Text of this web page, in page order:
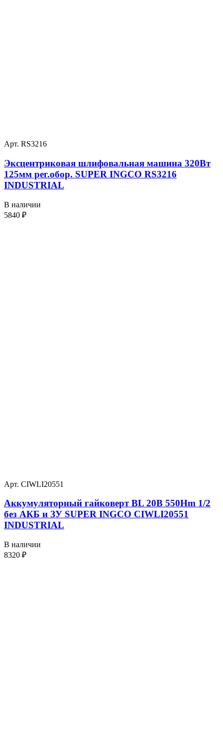
Арт. RS3216
Эксцентриковая шлифовальная машина 320Вт
125мм рег.обор. SUPER INGCO RS3216
INDUSTRIAL
В наличии
5840 ₽
Арт. CIWLI20551
Аккумуляторный гайковерт BL 20В 550Hm 1/2
без АКБ и ЗУ SUPER INGCO CIWLI20551
INDUSTRIAL
В наличии
8320 ₽